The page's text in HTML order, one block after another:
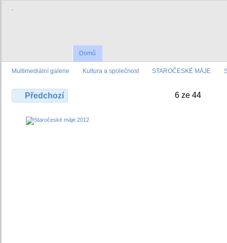
.
Domů
Multimediální galerie Kultura a společnost STAROČESKÉ MÁJE
Předchozí 6 ze 44